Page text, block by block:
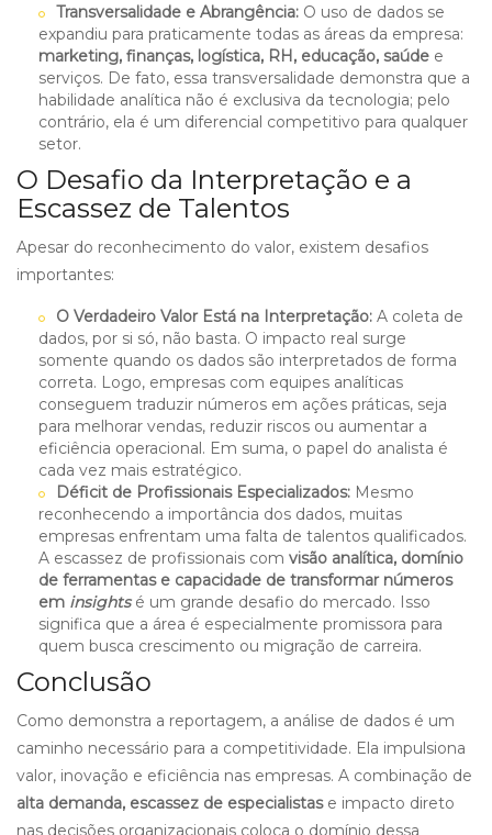
Transversalidade e Abrangência: O uso de dados se
expandiu para praticamente todas as áreas da empresa:
marketing, finanças, logística, RH, educação, saúde e
serviços. De fato, essa transversalidade demonstra que a
habilidade analítica não é exclusiva da tecnologia; pelo
contrário, ela é um diferencial competitivo para qualquer
setor.
O Desafio da Interpretação e a
Escassez de Talentos
Apesar do reconhecimento do valor, existem desafios
importantes:
O Verdadeiro Valor Está na Interpretação: A coleta de
dados, por si só, não basta. O impacto real surge
somente quando os dados são interpretados de forma
correta. Logo, empresas com equipes analíticas
conseguem traduzir números em ações práticas, seja
para melhorar vendas, reduzir riscos ou aumentar a
eficiência operacional. Em suma, o papel do analista é
cada vez mais estratégico.
Déficit de Profissionais Especializados: Mesmo
reconhecendo a importância dos dados, muitas
empresas enfrentam uma falta de talentos qualificados.
A escassez de profissionais com visão analítica, domínio
de ferramentas e capacidade de transformar números
em insightsé um grande desafio do mercado. Isso
significa que a área é especialmente promissora para
quem busca crescimento ou migração de carreira.
Conclusão
Como demonstra a reportagem, a análise de dados é um
caminho necessário para a competitividade. Ela impulsiona
valor, inovação e eficiência nas empresas. A combinação de
alta demanda, escassez de especialistase impacto direto
nas decisões organizacionais coloca o domínio dessa